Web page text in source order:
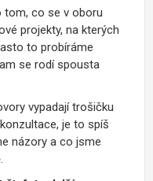
tom, co se v oboru
projekty, na kterých
to probíráme
se rodí spousta
vypadajítrošičku
je to spíš
názory a co jsme
.